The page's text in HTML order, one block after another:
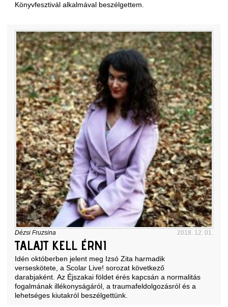
Könyvfesztivál alkalmával beszélgettem.
Dézsi Fruzsina 2018. 12. 01.
TALAJT KELL ÉRNI
Idén októberben jelent meg Izsó Zita harmadik
verseskötete, a Scolar Live! sorozat következő
darabjaként. Az Éjszakai földet érés kapcsán a normalitás
fogalmának illékonyságáról, a traumafeldolgozásról és a
lehetséges kiutakról beszélgettünk.